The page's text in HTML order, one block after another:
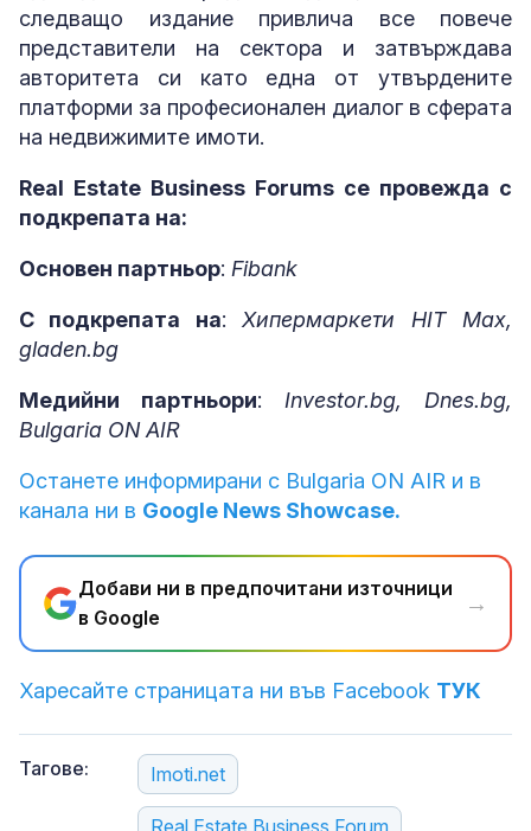
следващо издание привлича все повече
представители на сектора и затвърждава
авторитета си като една от утвърдените
платформи за професионален диалог в сферата
на недвижимите имоти.
Real Estate Business Forums се провежда с
подкрепата на:
Основен партньор: Fibank
С подкрепата на:Хипермаркети HIT Max,
gladen.bg
Медийни партньори: Investor.bg, Dnes.bg,
Bulgaria ON AIR
Останете информирани с Bulgaria ON AIR и в
канала ни в Google News Showcase.
Добави ни в предпочитани източници
в Google
→
Харесайте страницата ни във Facebook ТУК
Тагове: Imoti.net